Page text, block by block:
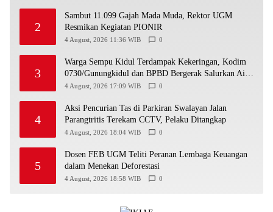
2
Sambut 11.099 Gajah Mada Muda, Rektor UGM
Resmikan Kegiatan PIONIR
4 August, 2026 11:36 WIB 0
3
Warga Sempu Kidul Terdampak Kekeringan, Kodim
0730/Gunungkidul dan BPBD Bergerak Salurkan Air
Bersih
4 August, 2026 17:09 WIB 0
4
Aksi Pencurian Tas di Parkiran Swalayan Jalan
Parangtritis Terekam CCTV, Pelaku Ditangkap
4 August, 2026 18:04 WIB 0
5
Dosen FEB UGM Teliti Peranan Lembaga Keuangan
dalam Menekan Deforestasi
4 August, 2026 18:58 WIB 0